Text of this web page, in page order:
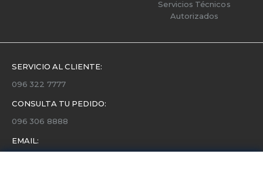
Servicios Técnicos
Autorizados
SERVICIO AL CLIENTE:
096 322 7777
CONSULTA TU PEDIDO:
096 306 8888
EMAIL: